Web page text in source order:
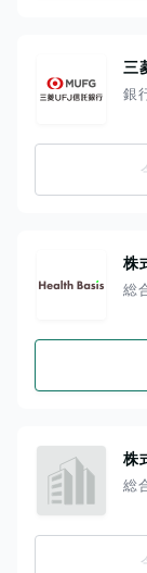
三
銀
株
総
株
総